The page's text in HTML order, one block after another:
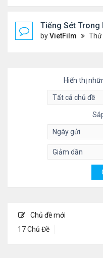
Tiếng Sét Trong
byVietFilm Thứ 3 Tháng 10
Hiển thị
Chủ đề mới
17 Chủ Đề